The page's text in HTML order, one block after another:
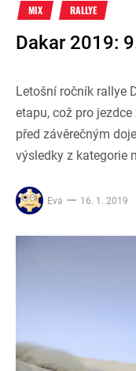
MIX RALLYE
Dakar 2019:
Letošní ročník rallye
etapu, což pro
před závěrečným
výsledky z kategorie
Eva 16. 1. 2019